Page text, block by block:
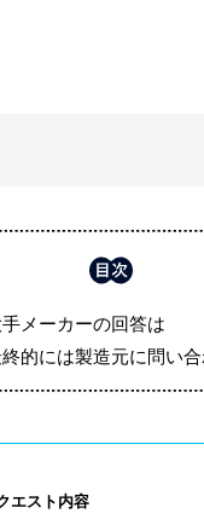
手メーカーの回答は
的には製造元に問い
エスト内容